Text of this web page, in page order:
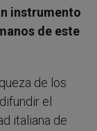
instrumento
de este
de los
el
italiana de